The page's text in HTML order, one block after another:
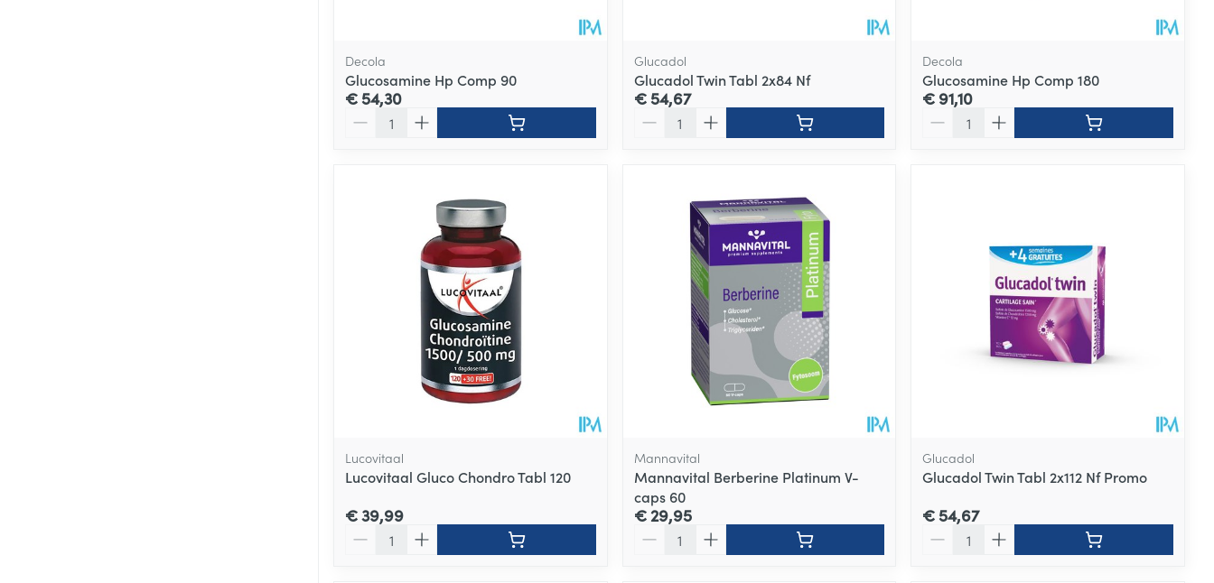
Decola
Glucosamine Hp Comp 90
€ 54,30
Glucadol
Glucadol Twin Tabl 2x84 Nf
€ 54,67
Decola
Glucosamine Hp Comp 180
€ 91,10
Lucovitaal
Lucovitaal Gluco Chondro Tabl 120
€ 39,99
Mannavital
Mannavital Berberine Platinum V-
caps 60
€ 29,95
Glucadol
Glucadol Twin Tabl 2x112 Nf Promo
€ 54,67